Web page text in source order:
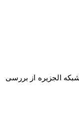
الجزیره از بررسی